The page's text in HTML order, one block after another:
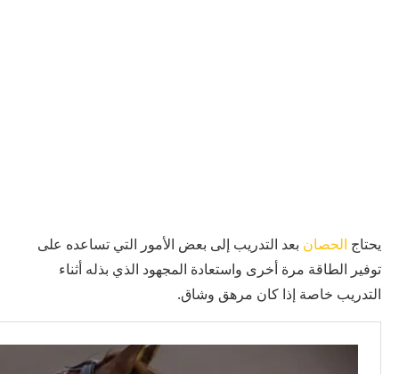
يحتاج الحصان بعد التدريب إلى بعض الأمور التي تساعده على
توفير الطاقة مرة أخرى واستعادة المجهود الذي بذله أثناء
التدريب خاصة إذا كان مرهق وشاق.